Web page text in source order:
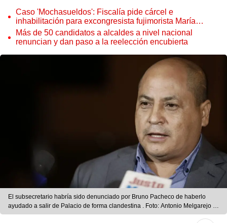
Caso 'Mochasueldos': Fiscalía pide cárcel e
inhabilitación para excongresista fujimorista María
Cordero Jon Tay
Más de 50 candidatos a alcaldes a nivel nacional
renuncian y dan paso a la reelección encubierta
El subsecretario habría sido denunciado por Bruno Pacheco de haberlo
ayudado a salir de Palacio de forma clandestina . Foto: Antonio Melgarejo |
LR.